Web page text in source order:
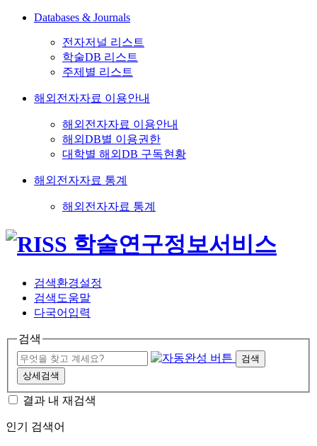
Databases & Journals
전자저널 리스트
학술DB 리스트
주제별 리스트
해외전자자료 이용안내
해외전자자료 이용안내
해외DB별 이용권한
대학별 해외DB 구독현황
해외전자자료 통계
해외전자자료 통계
검색환경설정
검색도움말
다국어입력
검색
검색
상세검색
결과 내 재검색
인기 검색어